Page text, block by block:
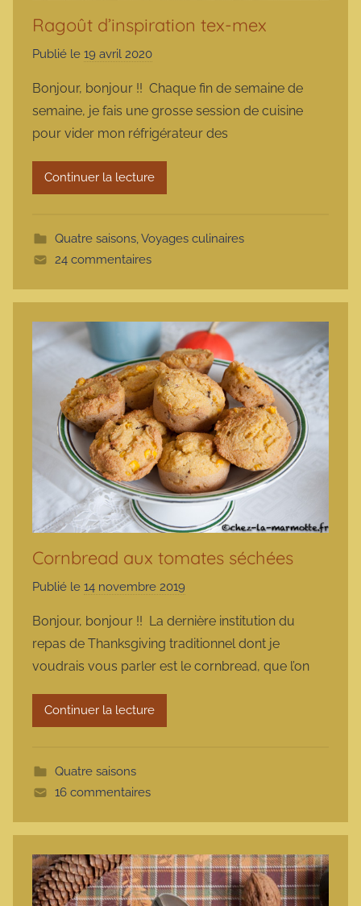
Ragoût d’inspiration tex-mex
Publié le 19 avril 2020
r
m
a
r
m
t
Bonjour, bonjour !! Chaque fin de semaine de
semaine, je fais une grosse session de cuisine
pour vider mon réfrigérateur des
Continuer la lecture
Quatre saisons,Voyages culinaires
24 commentaires
Cornbread aux tomates séchées
Publié le 14 novembre 2019
r
m
a
Bonjour, bonjour !! La dernière institution du
repas de Thanksgiving traditionnel dont je
voudrais vous parler est le cornbread, que l’on
Continuer la lecture
Quatre saisons
16 commentaires